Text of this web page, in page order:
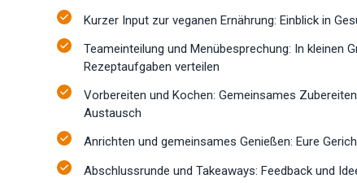
Kurzer Input zur veganen Ernährung: Einblick in
Teameinteilung und Menübesprechung: In kleinen
Rezeptaufgaben verteilen
Vorbereiten und Kochen: Gemeinsames
Austausch
Anrichten und gemeinsames Genießen: Eure
Abschlussrunde und Takeaways: Feedback und